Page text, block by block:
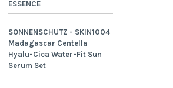
ESSENCE
SONNENSCHUTZ - SKIN1004
Madagascar Centella
Hyalu-Cica Water-Fit Sun
Serum Set